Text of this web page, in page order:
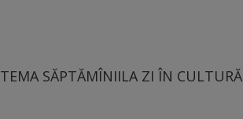
TEMA SĂPTĂMÎNIILA ZI ÎN CULTURĂ